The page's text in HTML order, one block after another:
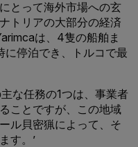
とって海外市場への玄
トリアの大部分の経済
は、4隻の船舶ま
に停泊でき、トルコで最
な任務の1つは、事業者
ことですが、この地域
ル貝密猟によって、そ
す。’